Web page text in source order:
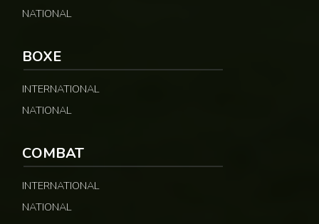
NATIONAL
BOXE
INTERNATIONAL
NATIONAL
COMBAT
INTERNATIONAL
NATIONAL